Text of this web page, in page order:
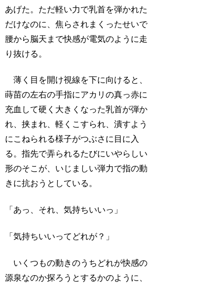
あげた。ただ軽い力で乳首を弾かれた
だけなのに、焦らされまくったせいで
腰から脳天まで快感が電気のように走
り抜ける。
薄く目を開け視線を下に向けると、
蒔苗の左右の手指にアカリの真っ赤に
充血して硬く大きくなった乳首が弾か
れ、挟まれ、軽くこすられ、潰すよう
にこねられる様子がつぶさに目に入
る。指先で弄られるたびにいやらしい
形のそこが、いじましい弾力で指の動
きに抗おうとしている。
「あっ、それ、気持ちいいっ」
「気持ちいいってどれが？」
いくつもの動きのうちどれが快感の
源泉なのか探ろうとするかのように、